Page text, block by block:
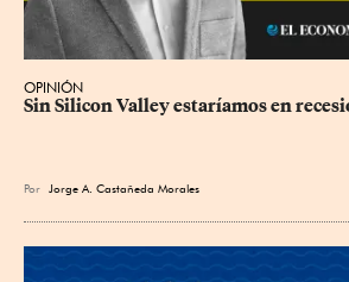
OPINIÓN
Sin Silicon Valley estaríamos en
Por Jorge A. Castañeda Morales